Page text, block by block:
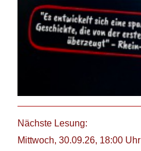
Nächste Lesung:
Mittwoch, 30.09.26, 18:00 Uhr